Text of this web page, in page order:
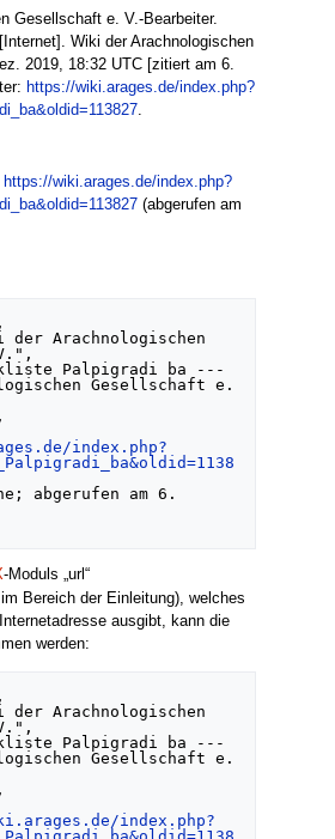
Gesellschaft e. V.-Bearbeiter.
Wiki der Arachnologischen
2019, 18:32 UTC [zitiert am 6.
https://wiki.arages.de/index.php?
.
https://wiki.arages.de/index.php?
(abgerufen am
Gesellschaft e.
index.php?
-Moduls „url“
im Bereich der Einleitung), welches
ausgibt, kann die
werden:
Gesellschaft e.
index.php?